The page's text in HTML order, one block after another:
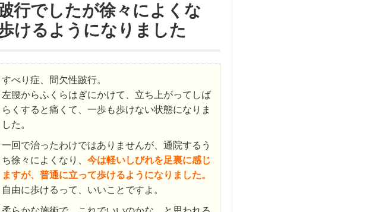
行でしたが徐々によくな
けるようになりました
すべり症、間欠性跛行。
左腰からふくらはぎにかけて、立ち上がってしば
らくすると痛くて、一歩も歩けない状態になりま
した。
一回で治ったわけではありませんが、通院するう
ち徐々によくなり、 今は軽いしびれを足裏に感じ
ますが、普通に立って歩けるようになりました。
自由に歩けるって、いいことですよ。